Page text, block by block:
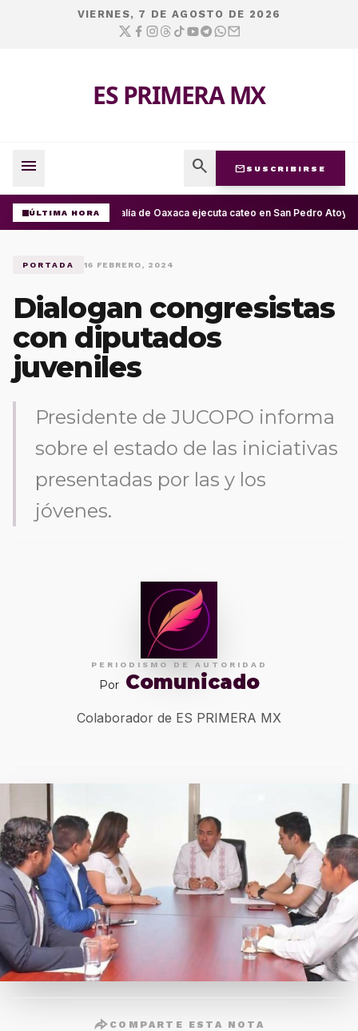
VIERNES, 7 DE AGOSTO DE 2026
ES PRIMERA MX
menu search mail SUSCRIBIRSE
ÚLTIMA HORAFiscalía de Oaxaca ejecuta cateo en San Pedro
PORTADA 16 FEBRERO, 2024
Dialogan congresistas
con diputados
juveniles
Presidente de JUCOPO informa
sobre el estado de las iniciativas
presentadas por las y los
jóvenes.
PERIODISMO DE AUTORIDAD
Por Comunicado
Colaborador de ES PRIMERA MX
COMPARTE ESTA NOTA